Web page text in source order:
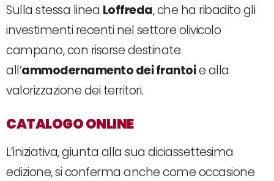
Sulla stessa linea Loffreda, che ha ribadito gli
investimenti recenti nel settore olivicolo
campano, con risorse destinate
all’ammodernamento dei frantoie alla
valorizzazione dei territori.
CATALOGO ONLINE
L’iniziativa, giunta alla sua diciassettesima
edizione, si conferma anche come occasione